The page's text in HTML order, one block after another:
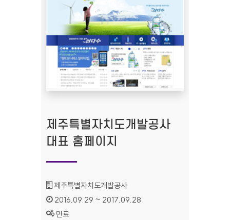
제주특별자치도개발공사
대표 홈페이지
기관명 :
제주특별자치도개발공사
인증기간 :
2016.09.29 ~ 2017.09.28
상태 :
만료